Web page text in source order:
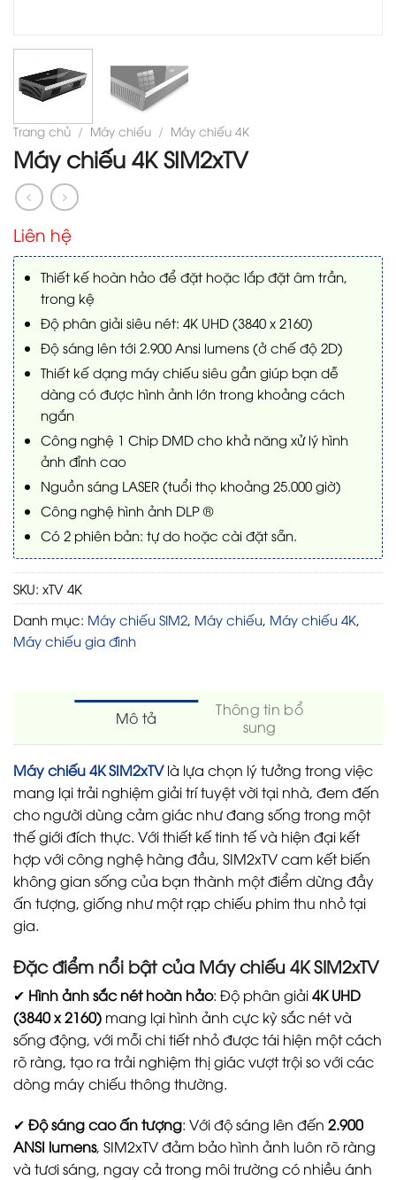
Trang chủ / Máy chiếu / Máy chiếu 4K
Máy chiếu 4K SIM2xTV
Liên hệ
Thiết kế hoàn hảo để đặt hoặc lắp đặt âm trần,
trong kệ
Độ phân giải siêu nét: 4K UHD (3840 x 2160)
Độ sáng lên tới 2.900 Ansi lumens (ở chế độ 2D)
Thiết kế dạng máy chiếu siêu gần giúp bạn dễ
dàng có được hình ảnh lớn trong khoảng cách
ngắn
Công nghệ 1 Chip DMD cho khả năng xử lý hình
ảnh đỉnh cao
Nguồn sáng LASER (tuổi thọ khoảng 25.000 giờ)
Công nghệ hình ảnh DLP ®
Có 2 phiên bản: tự do hoặc cài đặt sẵn.
SKU: xTV 4K
Danh mục: Máy chiếu SIM2 Máy chiếu Máy chiếu 4K
Máy chiếu gia đình
Mô tả
Thông tin bổ
sung
Máy chiếu 4K SIM2xTVlà lựa chọn lý tưởng trong việc
mang lại trải nghiệm giải trí tuyệt vời tại nhà, đem đến
cho người dùng cảm giác như đang sống trong một
thế giới đích thực. Với thiết kế tinh tế và hiện đại kết
hợp với công nghệ hàng đầu, SIM2xTV cam kết biến
không gian sống của bạn thành một điểm dừng đầy
ấn tượng, giống như một rạp chiếu phim thu nhỏ tại
gia.
Đặc điểm nổi bật của Máy chiếu 4K SIM2xTV
✔ Hình ảnh sắc nét hoàn hảo: Độ phân giải4K UHD
(3840 x 2160) mang lại hình ảnh cực kỳ sắc nét và
sống động, với mỗi chi tiết nhỏ được tái hiện một cách
rõ ràng, tạo ra trải nghiệm thị giác vượt trội so với các
dòng máy chiếu thông thường.
✔ Độ sáng cao ấn tượng: Với độ sáng lên đến 2.900
ANSI lumens, SIM2xTV đảm bảo hình ảnh luôn rõ ràng
và tươi sáng, ngay cả trong môi trường có nhiều ánh